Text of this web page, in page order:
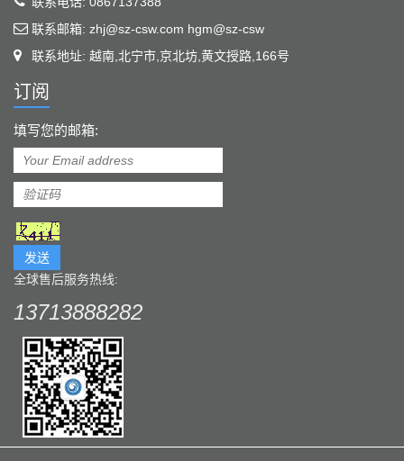
联系邮箱: zhj@sz-csw.com hgm@sz-csw
联系地址: 越南,北宁市,京北坊,黄文授路,166号
订阅
填写您的邮箱:
发送
全球售后服务热线:
13713888282